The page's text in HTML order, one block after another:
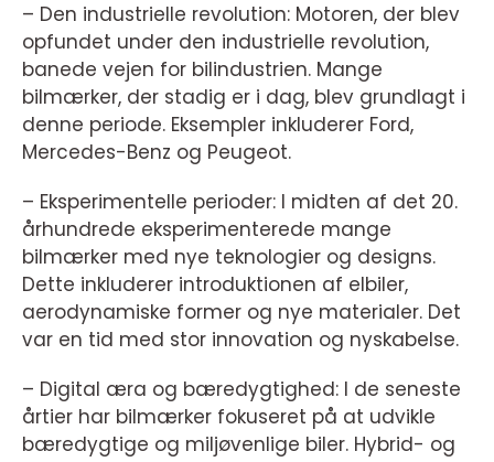
– Den industrielle revolution: Motoren, der blev
opfundet under den industrielle revolution,
banede vejen for bilindustrien. Mange
bilmærker, der stadig er i dag, blev grundlagt i
denne periode. Eksempler inkluderer Ford,
Mercedes-Benz og Peugeot.
– Eksperimentelle perioder: I midten af det 20.
århundrede eksperimenterede mange
bilmærker med nye teknologier og designs.
Dette inkluderer introduktionen af elbiler,
aerodynamiske former og nye materialer. Det
var en tid med stor innovation og nyskabelse.
– Digital æra og bæredygtighed: I de seneste
årtier har bilmærker fokuseret på at udvikle
bæredygtige og miljøvenlige biler. Hybrid- og